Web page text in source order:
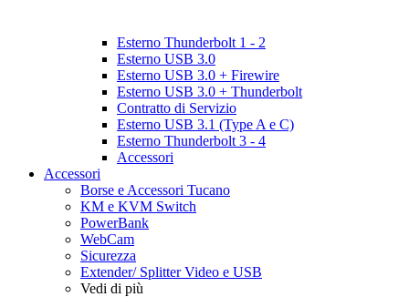
Esterno Thunderbolt 1 - 2
Esterno USB 3.0
Esterno USB 3.0 + Firewire
Esterno USB 3.0 + Thunderbolt
Contratto di Servizio
Esterno USB 3.1 (Type A e C)
Esterno Thunderbolt 3 - 4
Accessori
Accessori
Borse e Accessori Tucano
KM e KVM Switch
PowerBank
WebCam
Sicurezza
Extender/ Splitter Video e USB
Vedi di più